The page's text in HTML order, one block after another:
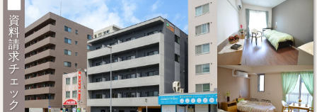
資
料
請
求
チ
ェ
ッ
ク